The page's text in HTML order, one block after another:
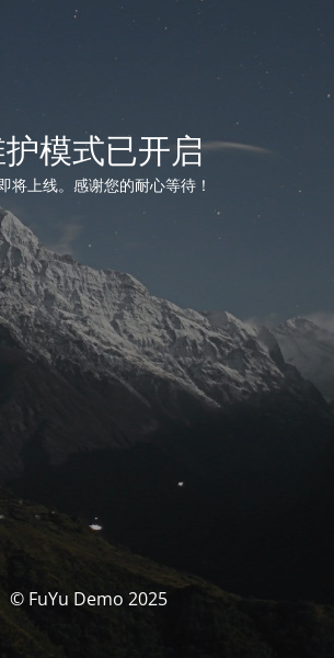
模式已开启
将上线。感谢您的耐心等待！
© FuYu Demo 2025